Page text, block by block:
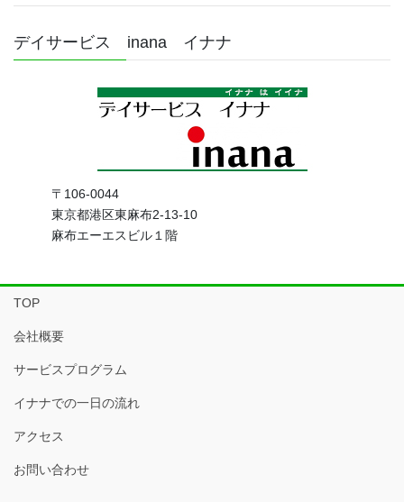
デイサービス inana イナナ
〒106-0044
東京都港区東麻布2-13-10
麻布エーエスビル１階
TOP
会社概要
サービスプログラム
イナナでの一日の流れ
アクセス
お問い合わせ